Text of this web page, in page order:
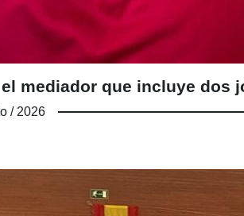
mediador que incluye dos
/ 2026